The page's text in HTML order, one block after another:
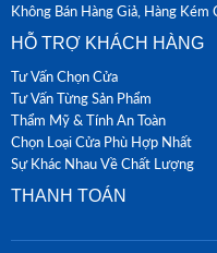
Không Bán Hàng Giả, Hàng Kém
HỖ TRỢ KHÁCH HÀNG
Tư Vấn Chọn Cửa
Tư Vấn Từng Sản Phẩm
Thẩm Mỹ & Tính An Toàn
Chọn Loại Cửa Phù Hợp Nhất
Sự Khác Nhau Về Chất Lượng
THANH TOÁN